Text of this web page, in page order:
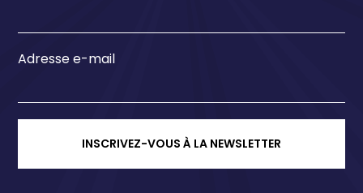
Adresse e-mail
INSCRIVEZ-VOUS À LA NEWSLETTER